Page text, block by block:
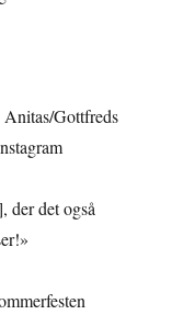
Anitas/Gottfreds
der det også